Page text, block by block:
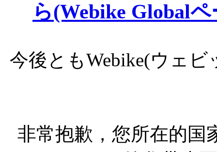
ら(Webike Global
今後ともWebike(ウェ
非常抱歉，您所在的国